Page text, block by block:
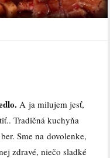
A ja milujem jesť,
Tradičná kuchyňa
Sme na dovolenke,
zdravé, niečo sladké